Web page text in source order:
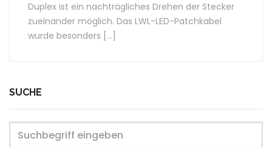
Duplex ist ein nachträgliches Drehen der Stecker
zueinander möglich. Das LWL-LED-Patchkabel
wurde besonders […]
SUCHE